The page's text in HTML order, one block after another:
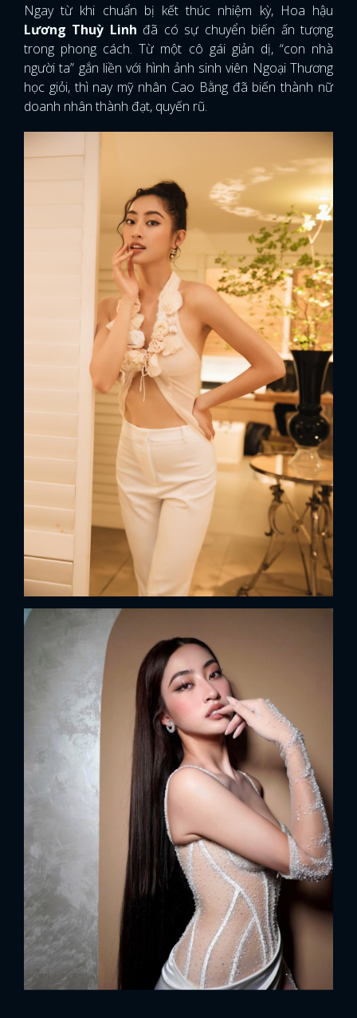
Ngay từ khi chuẩn bị kết thúc nhiệm kỳ, Hoa hậu
Lương Thuỳ Linh đã có sự chuyển biến ấn tượng
trong phong cách. Từ một cô gái giản dị, “con nhà
người ta” gắn liền với hình ảnh sinh viên Ngoại Thương
học giỏi, thì nay mỹ nhân Cao Bằng đã biến thành nữ
doanh nhân thành đạt, quyến rũ.